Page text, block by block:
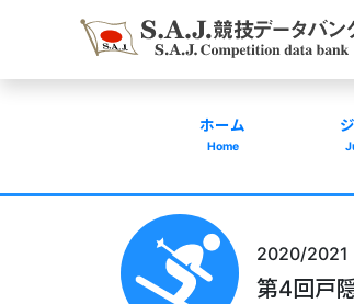
ホーム
Home
2020/
第4回戸